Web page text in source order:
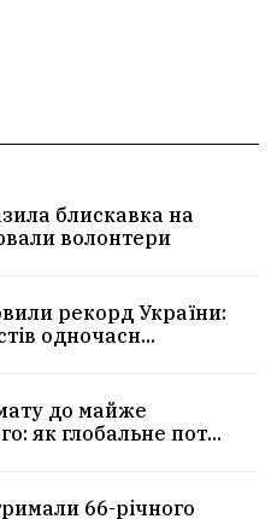
блискавка на
волонтери
рекорд України:
одночасн...
до майже
як глобальне пот...
66-річного